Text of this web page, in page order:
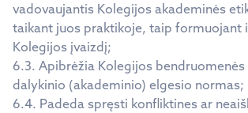
vadovaujantis Kolegijos akademinės
taikant juos praktikoje, taip formuojant
Kolegijos įvaizdį;
6.3. Apibrėžia Kolegijos bendruomenės
dalykinio (akademinio) elgesio normas;
6.4. Padeda spręsti konfliktines ar